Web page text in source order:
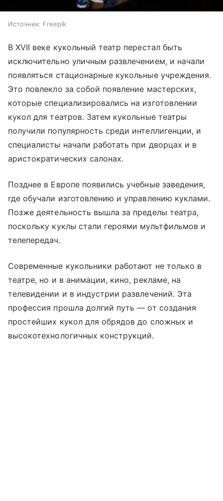
Источник: Freepik
В XVII веке кукольный театр перестал быть
исключительно уличным развлечением, и начали
появляться стационарные кукольные учреждения.
Это повлекло за собой появление мастерских,
которые специализировались на изготовлении
кукол для театров. Затем кукольные театры
получили популярность среди интеллигенции, и
специалисты начали работать при дворцах и в
аристократических салонах.
Позднее в Европе появились учебные заведения,
где обучали изготовлению и управлению куклами.
Позже деятельность вышла за пределы театра,
поскольку куклы стали героями мультфильмов и
телепередач.
Современные кукольники работают не только в
театре, но и в анимации, кино, рекламе, на
телевидении и в индустрии развлечений. Эта
профессия прошла долгий путь — от создания
простейших кукол для обрядов до сложных и
высокотехнологичных конструкций.